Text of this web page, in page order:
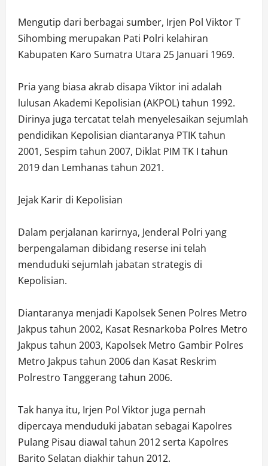
Mengutip dari berbagai sumber, Irjen Pol Viktor T
Sihombing merupakan Pati Polri kelahiran
Kabupaten Karo Sumatra Utara 25 Januari 1969.
Pria yang biasa akrab disapa Viktor ini adalah
lulusan Akademi Kepolisian (AKPOL) tahun 1992.
Dirinya juga tercatat telah menyelesaikan sejumlah
pendidikan Kepolisian diantaranya PTIK tahun
2001, Sespim tahun 2007, Diklat PIM TK I tahun
2019 dan Lemhanas tahun 2021.
Jejak Karir di Kepolisian
Dalam perjalanan karirnya, Jenderal Polri yang
berpengalaman dibidang reserse ini telah
menduduki sejumlah jabatan strategis di
Kepolisian.
Diantaranya menjadi Kapolsek Senen Polres Metro
Jakpus tahun 2002, Kasat Resnarkoba Polres Metro
Jakpus tahun 2003, Kapolsek Metro Gambir Polres
Metro Jakpus tahun 2006 dan Kasat Reskrim
Polrestro Tanggerang tahun 2006.
Tak hanya itu, Irjen Pol Viktor juga pernah
dipercaya menduduki jabatan sebagai Kapolres
Pulang Pisau diawal tahun 2012 serta Kapolres
Barito Selatan diakhir tahun 2012.